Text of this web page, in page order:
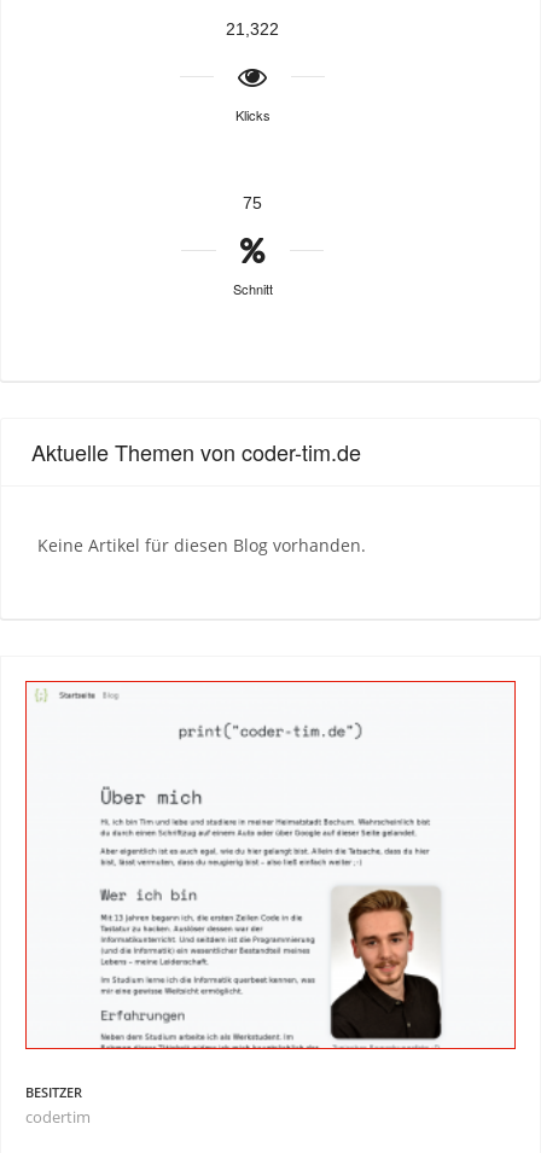
21,322
Klicks
75
Schnitt
Aktuelle Themen von coder-tim.de
Keine Artikel für diesen Blog vorhanden.
BESITZER
codertim